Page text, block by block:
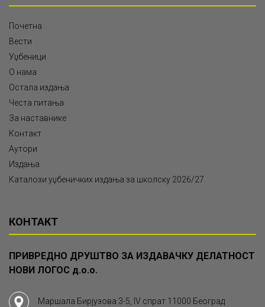
Почетна
Вести
Уџбеници
О нама
Остала издања
Честа питања
За наставнике
Контакт
Аутори
Издања
Каталози уџбеничких издања за школску 2026/27.
КОНТАКТ
ПРИВРЕДНО ДРУШТВО ЗА ИЗДАВАЧКУ ДЕЛАТНОСТ
НОВИ ЛОГОС д.о.о.
Маршала Бирјузова 3-5, IV спрат 11000 Београд